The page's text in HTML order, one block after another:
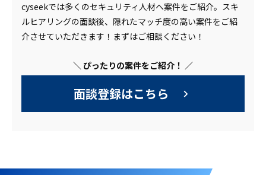
cyseekでは多くのセキュリティ人材へ案件をご紹介。スキ
ルヒアリングの面談後、隠れたマッチ度の高い案件をご紹
介させていただきます！まずはご相談ください！
＼ ぴったりの案件をご紹介！ ／
面談登録はこちら